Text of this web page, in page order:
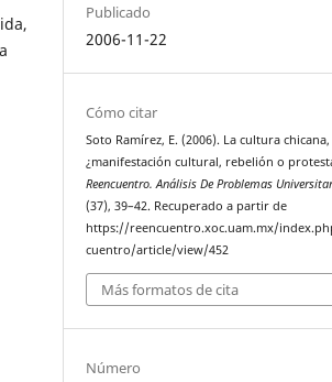
Publicado
2006-11-22
Cómo citar
Soto Ramírez, E. (2006). La cultura chicana,
¿manifestación cultural, rebelión o
Reencuentro. Análisis De Problemas
(37), 39–42. Recuperado a partir de
https://reencuentro.xoc.uam.mx/
cuentro/article/view/452
Más formatos de cita
Número